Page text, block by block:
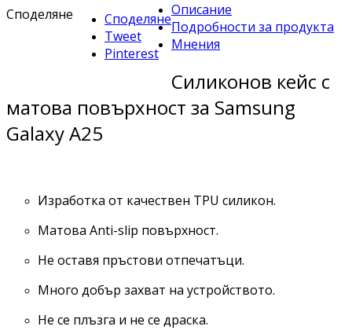
Споделяне
Споделяне
Tweet
Pinterest
Описание
Подробности за продукта
Мнения
Силиконов кейс с
матова повърхност за Samsung
Galaxy A25
Изработка от качествен TPU силикон.
Матова Anti-slip повърхност.
Не оставя пръстови отпечатъци.
Много добър захват на устройството.
Не се плъзга и не се драска.